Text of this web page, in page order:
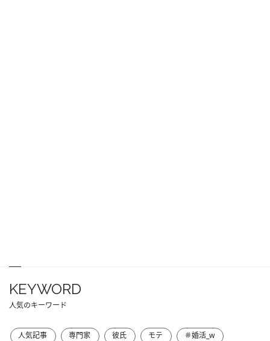
KEYWORD
人気のキーワード
人気記事 専門家 彼氏 モテ
＃婚活_w